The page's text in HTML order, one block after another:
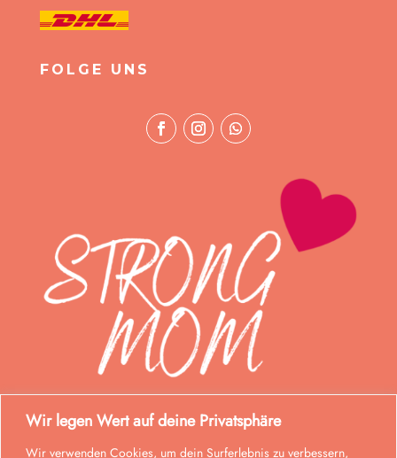
Wir legen Wert auf deine Privatsphäre
Wir verwenden Cookies, um dein Surferlebnis zu verbessern,
FOLGE UNS